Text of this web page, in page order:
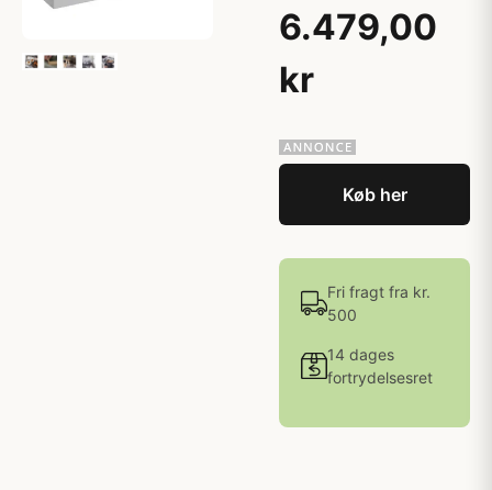
6.479,00
kr
Køb her
Fri fragt fra kr.
500
14 dages
fortrydelsesret